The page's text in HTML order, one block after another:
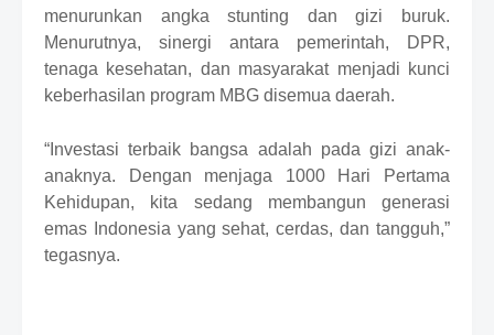
menurunkan angka stunting dan gizi buruk.
Menurutnya, sinergi antara pemerintah, DPR,
tenaga kesehatan, dan masyarakat menjadi kunci
keberhasilan program MBG disemua daerah.
“Investasi terbaik bangsa adalah pada gizi anak-
anaknya. Dengan menjaga 1000 Hari Pertama
Kehidupan, kita sedang membangun generasi
emas Indonesia yang sehat, cerdas, dan tangguh,”
tegasnya.